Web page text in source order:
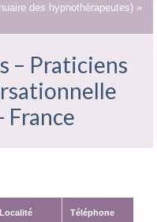
des hypnothérapeutes) »
– Praticiens
France
Localité Téléphone